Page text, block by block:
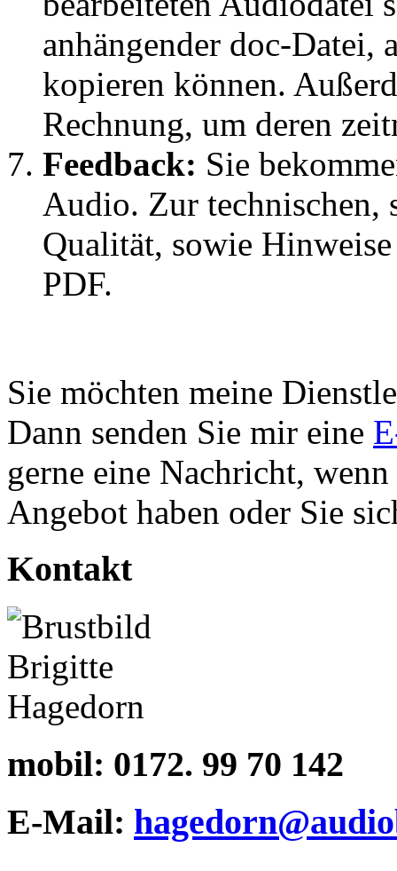
anhängender doc-Datei,
kopieren können.
Rechnung, um deren
Feedback: Sie
Audio. Zur technischen,
Qualität, sowie
PDF.
Sie möchten meine
Dann senden Sie mir eine
gerne eine Nachricht,
Angebot haben oder Sie
Kontakt
mobil: 0172. 99 70 142
E-Mail: